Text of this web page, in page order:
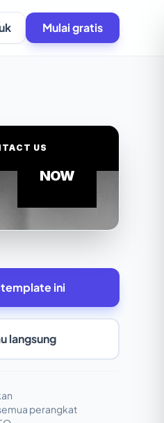
Mulai gratis
template ini
langsung
perangkat